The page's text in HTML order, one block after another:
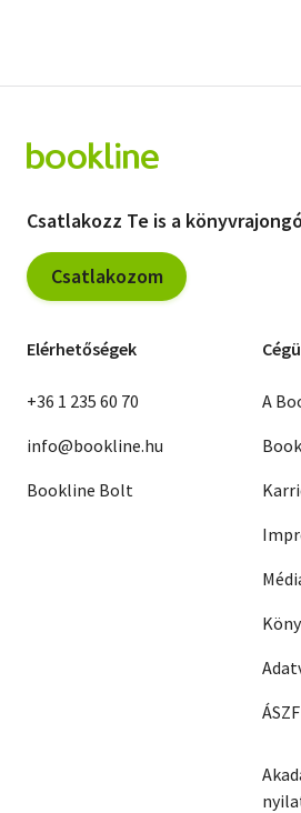
Csatlakozz Te is a
Csatlakozom
Elérhetőségek
+36 1 235 60 70
info@bookline.hu
Bookline Bolt
A
ÁSZF